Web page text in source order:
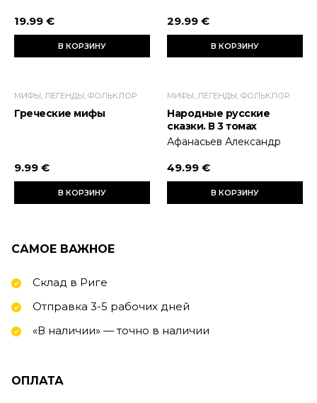
19.99 €
В КОРЗИНУ
29.99 €
В КОРЗИНУ
МИФЫ, ЛЕГЕНДЫ, ФОЛЬКЛОР
Греческие мифы
9.99 €
В КОРЗИНУ
МИФЫ, ЛЕГЕНДЫ, ФОЛЬКЛОР
Народные русские
сказки. В 3 томах
Афанасьев Александр
49.99 €
В КОРЗИНУ
САМОЕ ВАЖНОЕ
Склад в Риге
Отправка 3-5 рабочих дней
«В наличии» — точно в наличии
ОПЛАТА